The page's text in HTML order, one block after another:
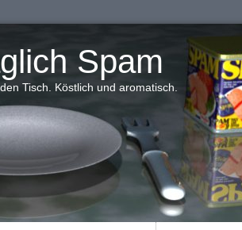
Spam
Tisch. Köstlich und aromatisch.